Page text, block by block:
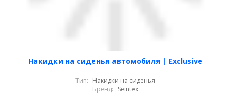
Накидки на сиденья автомобиля | Exclusive
Тип: Накидки на сиденья
Бренд: Seintex